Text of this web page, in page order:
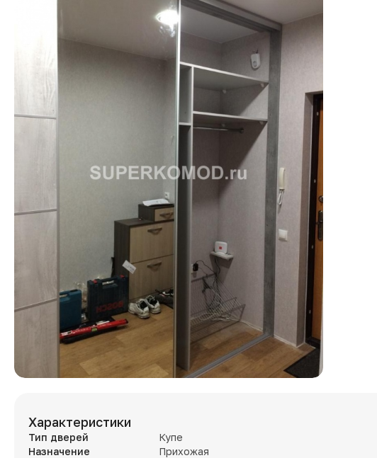
Характеристики
Тип дверей
Купе
Назначение
Прихожая